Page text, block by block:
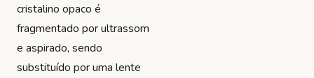
cristalino opaco é
fragmentado por ultrassom
e aspirado, sendo
substituído por uma lente